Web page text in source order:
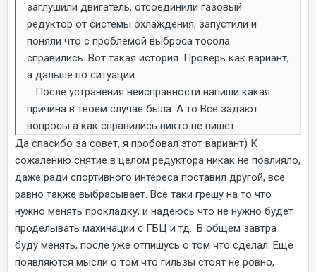
заглушили двигатель, отсоединили газовый
редуктор от системы охлаждения, запустили и
поняли что с проблемой выброса тосола
справились. Вот такая история. Проверь как вариант,
а дальше по ситуации.
После устранения неисправности напиши какая
причина в твоём случае была. А то Все задают
вопросы а как справились никто не пишет.
Да спасибо за совет, я пробовал этот вариант) К
сожалению снятие в целом редуктора никак не повлияло,
даже ради спортивного интереса поставил другой, все
равно также выбрасывает. Всё таки грешу на то что
нужно менять прокладку, и надеюсь что не нужно будет
проделывать махинации с ГБЦ и тд.. В общем завтра
буду менять, после уже отпишусь о том что сделал. Еще
появляются мысли о том что гильзы стоят не ровно,